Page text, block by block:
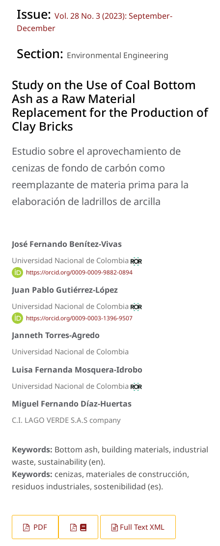
Issue: Vol. 28 No. 3 (2023): September-
December
Section: Environmental Engineering
Study on the Use of Coal Bottom
Ash as a Raw Material
Replacement for the Production of
Clay Bricks
Estudio sobre el aprovechamiento de
cenizas de fondo de carbón como
reemplazante de materia prima para la
elaboración de ladrillos de arcilla
José Fernando Benítez-Vivas
Universidad Nacional de Colombia
https://orcid.org/0009-0009-9882-0894
Juan Pablo Gutiérrez-López
Universidad Nacional de Colombia
https://orcid.org/0009-0003-1396-9507
Janneth Torres-Agredo
Universidad Nacional de Colombia
Luisa Fernanda Mosquera-Idrobo
Universidad Nacional de Colombia
Miguel Fernando Díaz-Huertas
C.I. LAGO VERDE S.A.S company
Keywords: Bottom ash, building materials, industrial
waste, sustainability (en).
Keywords: cenizas, materiales de construcción,
residuos industriales, sostenibilidad (es).
PDF Full Text XML